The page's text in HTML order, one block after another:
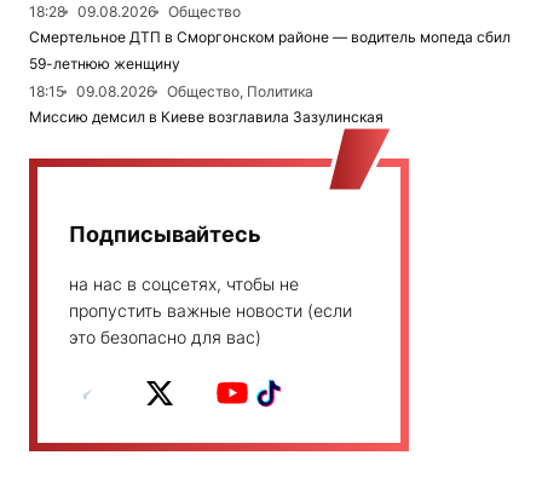
18:28 09.08.2026
Общество
Смертельное ДТП в Сморгонском районе — водитель мопеда сбил
59-летнюю женщину
18:15
09.08.2026
Общество, Политика
Миссию демсил в Киеве возглавила Зазулинская
Подписывайтесь
на нас в соцсетях, чтобы не
пропустить важные новости (если
это безопасно для вас)